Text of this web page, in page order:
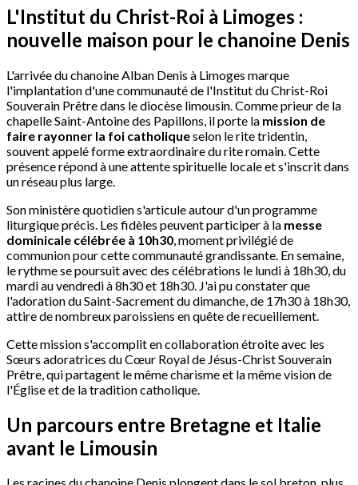
L'Institut du Christ-Roi à Limoges :
nouvelle maison pour le chanoine Denis
L'arrivée du chanoine Alban Denis à Limoges marque
l'implantation d'une communauté de l'Institut du Christ-Roi
Souverain Prêtre dans le diocèse limousin. Comme prieur de la
chapelle Saint-Antoine des Papillons, il porte la mission de
faire rayonner la foi catholiqueselon le rite tridentin,
souvent appelé forme extraordinaire du rite romain. Cette
présence répond à une attente spirituelle locale et s'inscrit dans
un réseau plus large.
Son ministère quotidien s'articule autour d'un programme
liturgique précis. Les fidèles peuvent participer à la messe
dominicale célébrée à 10h30 , moment privilégié de
communion pour cette communauté grandissante. En semaine,
le rythme se poursuit avec des célébrations le lundi à 18h30, du
mardi au vendredi à 8h30 et 18h30. J'ai pu constater que
l'adoration du Saint-Sacrement du dimanche, de 17h30 à 18h30,
attire de nombreux paroissiens en quête de recueillement.
Cette mission s'accomplit en collaboration étroite avec les
Sœurs adoratrices du Cœur Royal de Jésus-Christ Souverain
Prêtre, qui partagent le même charisme et la même vision de
l'Église et de la tradition catholique.
Un parcours entre Bretagne et Italie
avant le Limousin